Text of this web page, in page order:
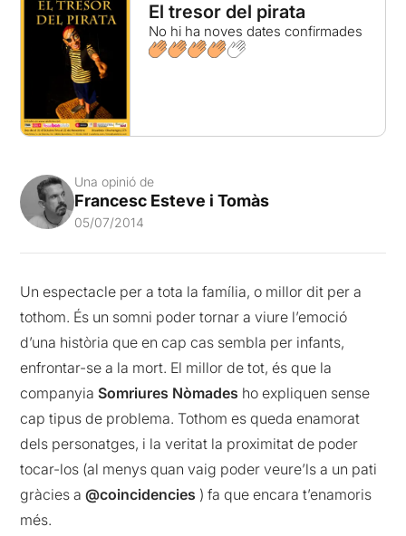
El tresor del pirata
No hi ha noves dates confirmades
Una opinió de
Francesc Esteve i Tomàs
05/07/2014
Un espectacle per a tota la família, o millor dit per a
tothom. És un somni poder tornar a viure l’emoció
d’una història que en cap cas sembla per infants,
enfrontar-se a la mort. El millor de tot, és que la
companyia Somriures Nòmades ho expliquen sense
cap tipus de problema. Tothom es queda enamorat
dels personatges, i la veritat la proximitat de poder
tocar-los (al menys quan vaig poder veure’ls a un pati
gràcies a@coincidencies ) fa que encara t’enamoris
més.